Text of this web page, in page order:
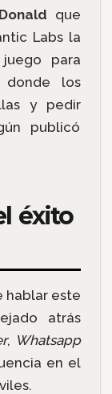
que
Labs la
para
donde los
y pedir
publicó
éxito
hablar este
atrás
, Whatsapp
en el